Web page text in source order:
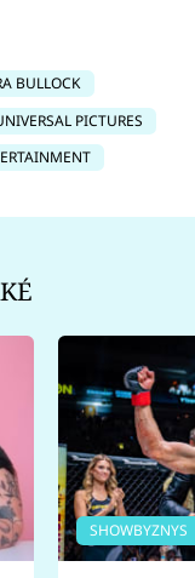
BULLOCK
PICTURES
SHOWBYZNYS